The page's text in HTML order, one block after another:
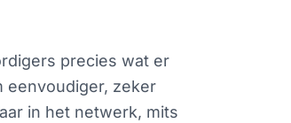
precies wat er
eenvoudiger, zeker
in het netwerk, mits